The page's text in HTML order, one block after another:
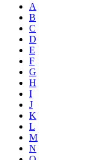
A
B
C
D
E
F
G
H
I
J
K
L
M
N